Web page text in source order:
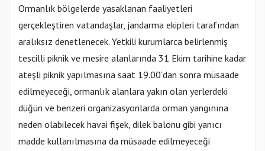
Ormanlık bölgelerde yasaklanan faaliyetleri
gerçekleştiren vatandaşlar, jandarma ekipleri tarafından
aralıksız denetlenecek. Yetkili kurumlarca belirlenmiş
tescilli piknik ve mesire alanlarında 31 Ekim tarihine kadar
ateşli piknik yapılmasına saat 19.00’dan sonra müsaade
edilmeyeceği, ormanlık alanlara yakın olan yerlerdeki
düğün ve benzeri organizasyonlarda orman yangınına
neden olabilecek havai fişek, dilek balonu gibi yanıcı
madde kullanılmasına da müsaade edilmeyeceği